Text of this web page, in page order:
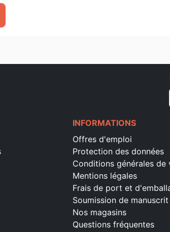
INFORMATIONS
Offres d'emploi
Protection des données
Conditions générales de
Mentions légales
Frais de port et
Soumission de manuscrit
Nos magasins
Questions fréquentes